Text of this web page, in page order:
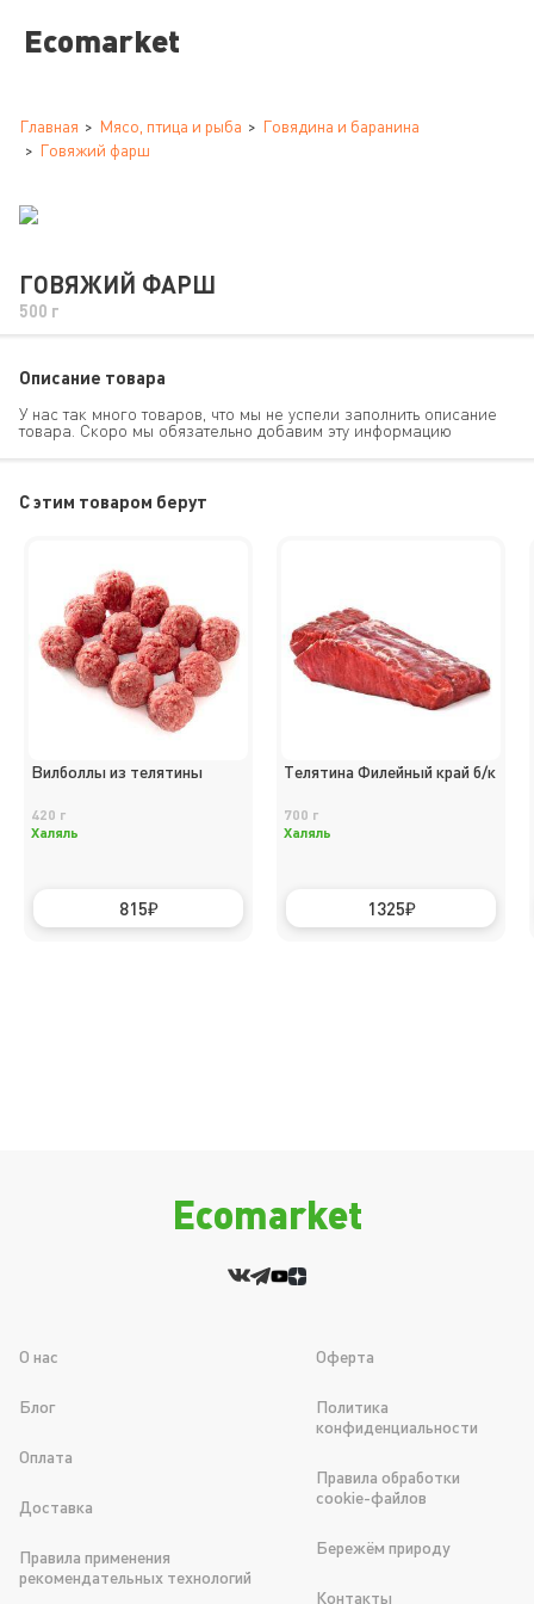
Ecomarket
Главная Мясо, птица и рыба
Говядина и баранина
Говяжий фарш
ГОВЯЖИЙ ФАРШ
500 г
Описание товара
У нас так много товаров, что мы не успели заполнить описание
товара. Скоро мы обязательно добавим эту информацию
C этим товаром берут
Вилболлы из телятины
420 г
Халяль
815
Телятина Филейный край б/к
700 г
Халяль
1325
Ecomarket
О нас
Блог
Оплата
Доставка
Правила применения
рекомендательных технологий
Оферта
Политика
конфиденциальности
Правила обработки
cookie-файлов
Бережём природу
Контакты